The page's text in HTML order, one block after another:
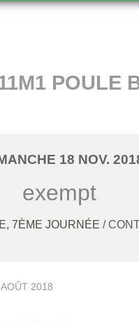
POULE
18 NOV.
exempt
7ÈME JOURNÉE /
2018